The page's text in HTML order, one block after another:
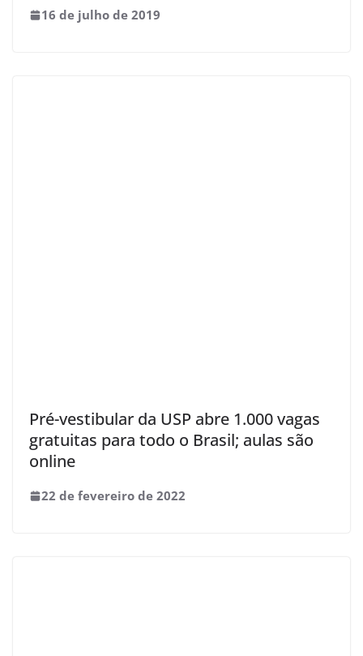
16 de julho de 2019
Pré-vestibular da USP abre 1.000 vagas
gratuitas para todo o Brasil; aulas são
online
22 de fevereiro de 2022